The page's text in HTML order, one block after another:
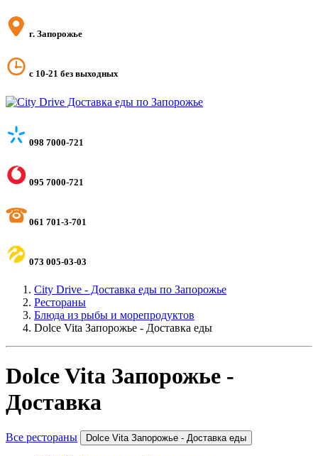
г. Запорожье
с 10-21 без выходных
098 7000-721
095 7000-721
061 701-3-701
073 005-03-03
City Drive - Доставка еды по Запорожье
Рестораны
Блюда из рыбы и морепродуктов
Dolce Vita Запорожье - Доставка еды
Dolce Vita Запорожье -
Доставка
Все рестораны Dolce Vita Запорожье - Доставка еды